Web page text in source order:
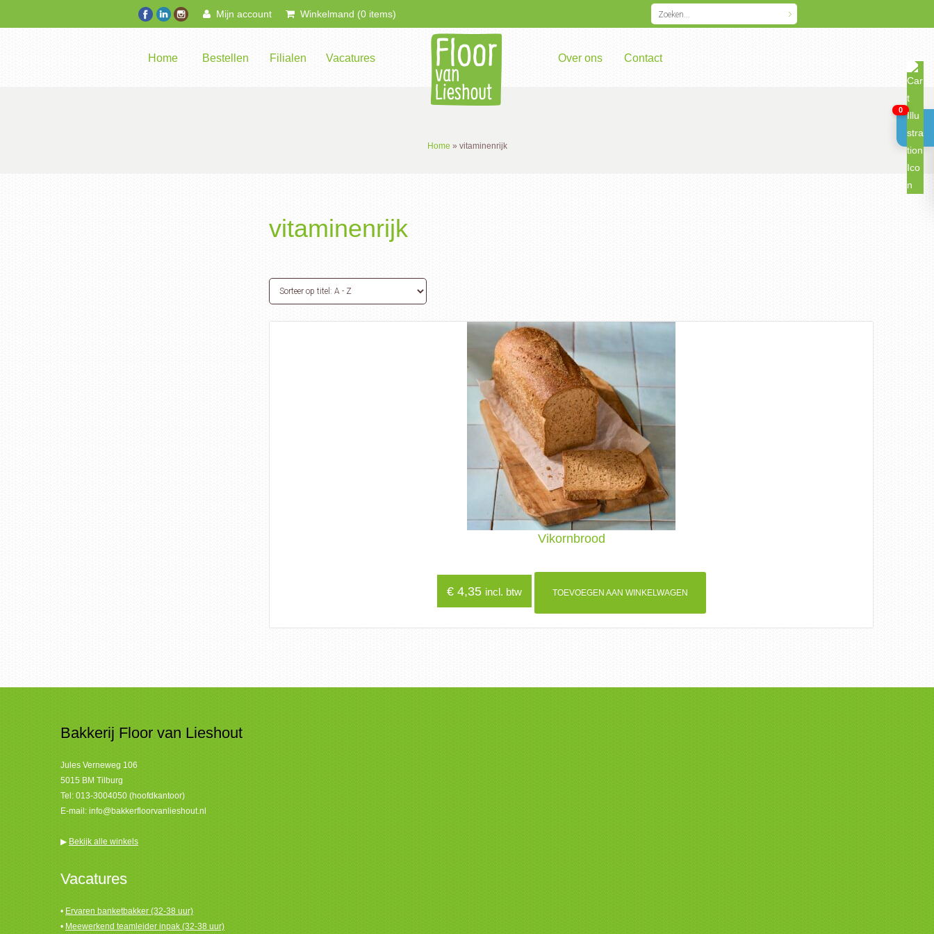
Mijn account Winkelmand (0 items)
Home Bestellen Filialen Vacatures Over ons Contact
Home » vitaminenrijk
vitaminenrijk
Vikornbrood
€4,35 incl. btw TOEVOEGEN AAN WINKELWAGEN
Bakkerij Floor van Lieshout
Jules Verneweg 106
5015 BM Tilburg
Tel: 013-3004050 (hoofdkantoor)
E-mail: info@bakkerfloorvanlieshout.nl
▶ Bekijk alle winkels
Vacatures
• Ervaren banketbakker (32-38 uur)
• Meewerkend teamleider inpak (32-38 uur)
0